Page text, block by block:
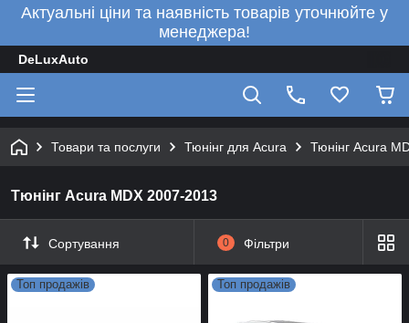
Актуальні ціни та наявність товарів уточнюйте у
менеджера!
DeLuxAuto
Товари та послуги Тюнінг для Acura Тюнінг Acura
Тюнінг Acura MDX 2007-2013
Сортування 0 Фільтри
Топ продажів Топ продажів